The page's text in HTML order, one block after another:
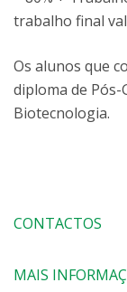
trabalho final
Os alunos que
diploma de Pós-
Biotecnologia.
CONTACTOS
MAIS